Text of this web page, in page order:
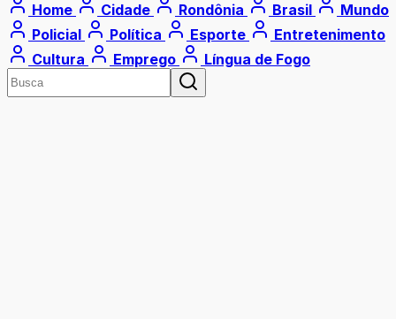
Home Cidade Rondônia Brasil
Mundo
Policial
Política Esporte
Entretenimento
Cultura
Emprego Língua de Fogo